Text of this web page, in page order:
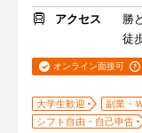
アクセス
勝
徒
オンライン面接可
大学生歓迎 副業・
シフト自由・自己申告